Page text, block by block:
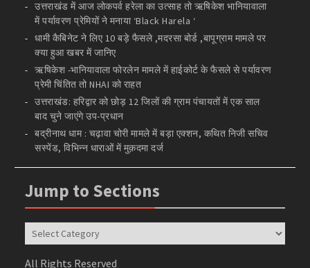
उत्तराखंड में आज लोकपर्व हरेला का उत्साह तो ऋषिकेश भानियावाला
में पर्यावरण प्रेमियों ने मनाया ‘Black Harela ‘
धामी कैबिनेट ने लिए 10 बड़े फैसले ,मदरसा बोर्ड ,बापूग्राम मामले पर
क्या हुआ खबर में जानिए
ऋषिकेश -भानियावाला फोरलेन मामले में हाईकोर्ट के फैसले से पर्यावरण
प्रेमी चिंतित तो NHAI को राहत
उत्तराखंड: हरिद्वार को छोड़ 12 जिलों की ग्राम पंचायतों में एक साल
बाद चुने जाएंगे उप-प्रधान
बद्रीनाथ धाम : चढ़ावा चोरी मामले में बड़ा एक्शन, कथित निजी सचिव
सस्पेंड, विभिन्न धाराओं में मुक़दमा दर्ज
Jump to Sections
Jump
to
Sections
All Rights Reserved